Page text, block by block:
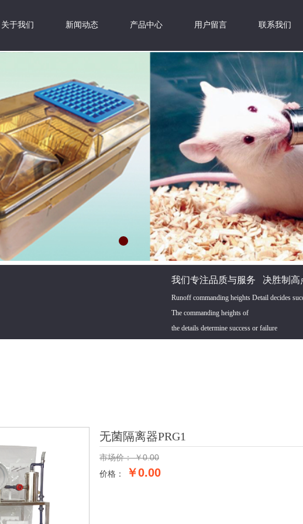
关于我们 新闻动态 产品中心 用户留言 联系我们
我们专注品质与服务 决胜制高
Runoff commanding heights Detail decides
The commanding heights of
the details determine success or failure
无菌隔离器PRG1
市场价： ￥0.00
价格：
￥0.00